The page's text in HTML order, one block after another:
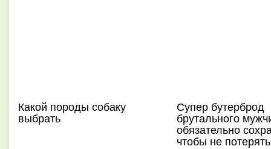
Какой породы собаку
выбрать
Супер бутерброд
брутального
обязательно
чтобы не